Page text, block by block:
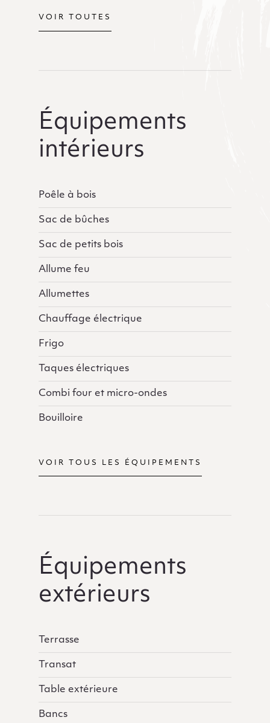
VOIR TOUTES
Équipements
intérieurs
Poêle à bois
Sac de bûches
Sac de petits bois
Allume feu
Allumettes
Chauffage électrique
Frigo
Taques électriques
Combi four et micro-ondes
Bouilloire
VOIR TOUS LES ÉQUIPEMENTS
Équipements
extérieurs
Terrasse
Transat
Table extérieure
Bancs